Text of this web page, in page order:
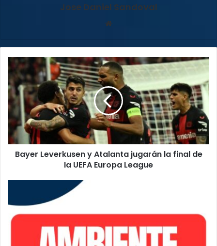
Jose Daniel Sandoval
Bayer
Leverkusen
y
Atalanta
jugarán
la
final
de
la
UEFA
Bayer Leverkusen y Atalanta jugarán la final de
la UEFA Europa League